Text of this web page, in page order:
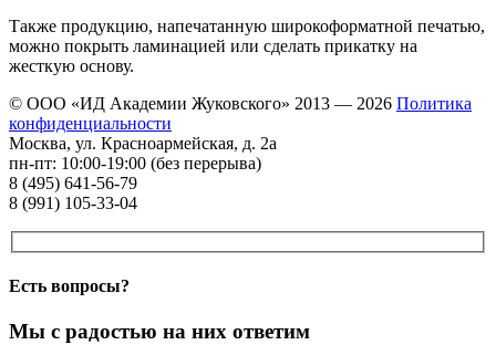
Также продукцию, напечатанную широкоформатной печатью,
можно покрыть ламинацией или сделать прикатку на
жесткую основу.
© ООО «ИД Академии Жуковского» 2013 — 2026 Политика
конфиденциальности
Москва, ул. Красноармейская, д. 2а
пн-пт: 10:00-19:00 (без перерыва)
8 (495) 641-56-79
8 (991) 105-33-04
Есть вопросы?
Мы с радостью на них ответим